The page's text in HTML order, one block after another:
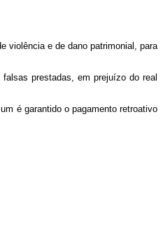
violência e de dano patrimonial, para
prestadas, em prejuízo do real
é garantido o pagamento retroativo